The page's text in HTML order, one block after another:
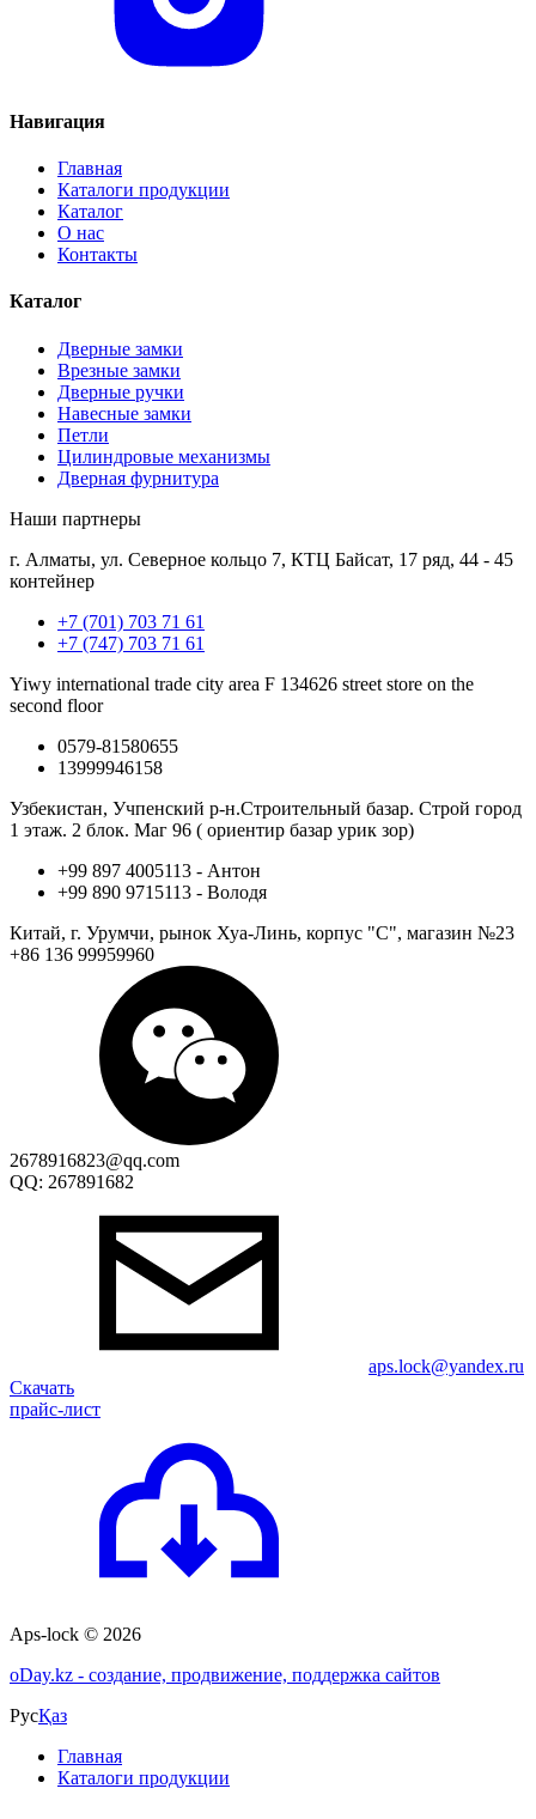
Навигация
Главная
Каталоги продукции
Каталог
О нас
Контакты
Каталог
Дверные замки
Врезные замки
Дверные ручки
Навесные замки
Петли
Цилиндровые механизмы
Дверная фурнитура
Наши партнеры
г. Алматы, ул. Северное кольцо 7, КТЦ Байсат, 17 ряд, 44 - 45
контейнер
+7 (701) 703 71 61
+7 (747) 703 71 61
Yiwy international trade city area F 134626 street store on the
second floor
0579-81580655
13999946158
Узбекистан, Учпенский р-н.Строительный базар. Строй город
1 этаж. 2 блок. Маг 96 ( ориентир базар урик зор)
+99 897 4005113 - Антон
+99 890 9715113 - Володя
Китай, г. Урумчи, рынок Хуа-Линь, корпус "С", магазин №23
+86 136 99959960
2678916823@qq.com
QQ: 267891682
aps.lock@yandex.ru
Скачать
прайс-лист
Aps-lock © 2026
oDay.kz - создание, продвижение, поддержка сайтов
РусҚаз
Главная
Каталоги продукции